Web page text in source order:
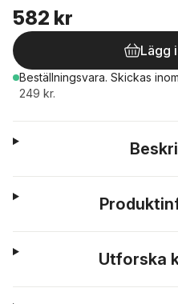
582 kr
Lägg
Beställningsvara. Skickas
249 kr.
Utforska